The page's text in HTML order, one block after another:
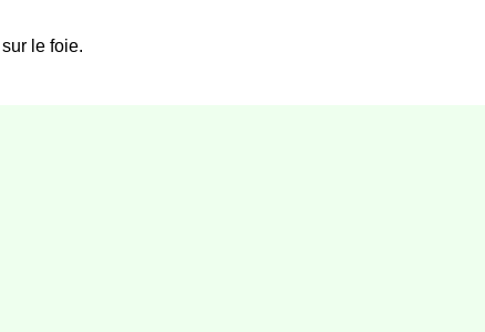
le foie.